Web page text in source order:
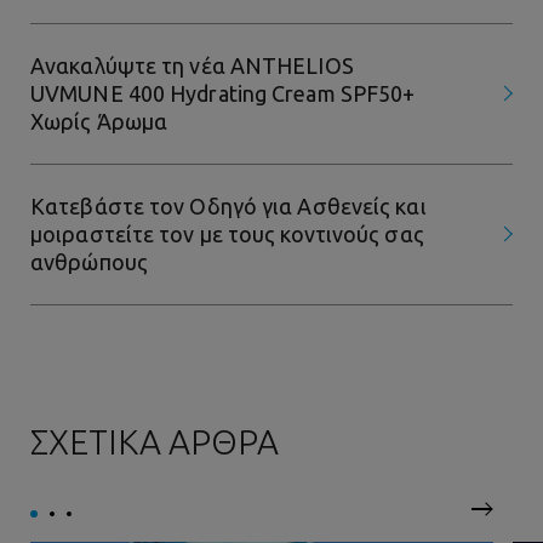
Ανακαλύψτε τη νέα ANTHELIOS
UVMUNE 400 Hydrating Cream SPF50+
Χωρίς Άρωμα
Κατεβάστε τον Οδηγό για Ασθενείς και
μοιραστείτε τον με τους κοντινούς σας
ανθρώπους
ΣΧΕΤΙΚΑ ΑΡΘΡΑ